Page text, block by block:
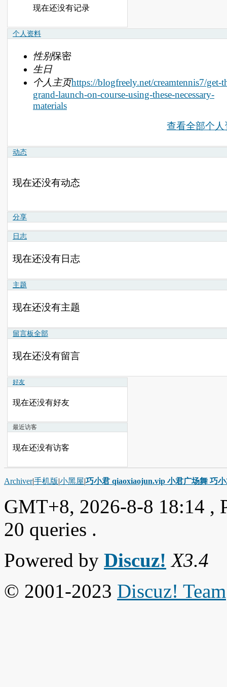
现在还没有记录
个人资料
性别保密
生日
个人主页https://blogfreely.net/creamtennis7/get-
grand-launch-on-course-using-these-necessary-
materials
查看全部个人
动态
现在还没有动态
分享
日志
现在还没有日志
主题
现在还没有主题
留言板全部
现在还没有留言
好友
现在还没有好友
最近访客
现在还没有访客
Archiver|手机版|小黑屋|巧小君 qiaoxiaojun.vip 小君广场舞 巧
GMT+8, 2026-8-8 18:14 ,
20 queries .
Powered by Discuz! X3.4
© 2001-2023 Discuz! Team